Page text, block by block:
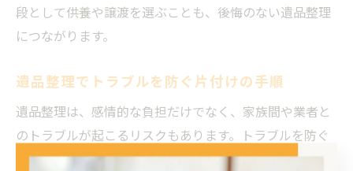
段として供養や譲渡を選ぶことも、後悔のない遺品整理
につながります。
遺品整理でトラブルを防ぐ片付けの手順
遺品整理は、感情的な負担だけでなく、家族間や業者と
のトラブルが起こるリスクもあります。トラブルを防ぐ
ためには、事前の話し合いと明確な作業手順が不可欠で